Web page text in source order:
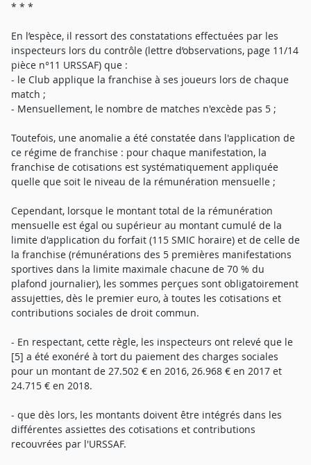
* * *
En l’espèce, il ressort des constatations effectuées par les
inspecteurs lors du contrôle (lettre d’observations, page 11/14
pièce n°11 URSSAF) que :
- le Club applique la franchise à ses joueurs lors de chaque
match ;
- Mensuellement, le nombre de matches n'excède pas 5 ;
Toutefois, une anomalie a été constatée dans l'application de
ce régime de franchise : pour chaque manifestation, la
franchise de cotisations est systématiquement appliquée
quelle que soit le niveau de la rémunération mensuelle ;
Cependant, lorsque le montant total de la rémunération
mensuelle est égal ou supérieur au montant cumulé de la
limite d'application du forfait (115 SMIC horaire) et de celle de
la franchise (rémunérations des 5 premières manifestations
sportives dans la limite maximale chacune de 70 % du
plafond journalier), les sommes perçues sont obligatoirement
assujetties, dès le premier euro, à toutes les cotisations et
contributions sociales de droit commun.
- En respectant, cette règle, les inspecteurs ont relevé que le
[5] a été exonéré à tort du paiement des charges sociales
pour un montant de 27.502 € en 2016, 26.968 € en 2017 et
24.715 € en 2018.
- que dès lors, les montants doivent être intégrés dans les
différentes assiettes des cotisations et contributions
recouvrées par l'URSSAF.